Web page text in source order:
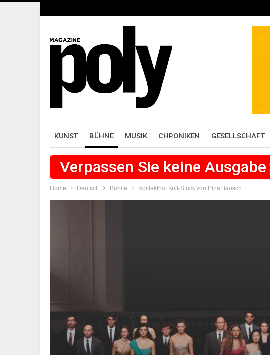
KUNST BÜHNE MUSIK CHRONIKEN GESELLSCHAFT
Verpassen Sie keine Ausgabe
Home Deutsch Bühne Kontakthof Kult-Stück von Pina Bausch